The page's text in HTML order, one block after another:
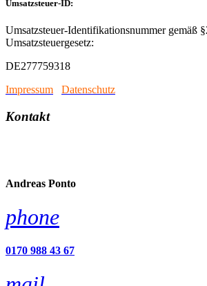
Umsatzsteuer-ID:
Umsatzsteuer-Identifikationsnummer gemäß
Umsatzsteuergesetz:
DE277759318
Impressum
Datenschutz
Kontakt
Andreas Ponto
phone
0170 988 43 67